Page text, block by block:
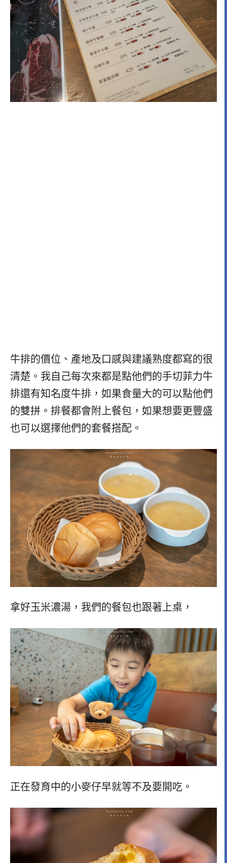
牛排的價位、產地及口感與建議熟度都寫的很
清楚。我自己每次來都是點他們的手切菲力牛
排還有知名度牛排，如果食量大的可以點他們
的雙拼。排餐都會附上餐包，如果想要更豐盛
也可以選擇他們的套餐搭配。
拿好玉米濃湯，我們的餐包也跟著上桌，
正在發育中的小麥仔早就等不及要開吃。